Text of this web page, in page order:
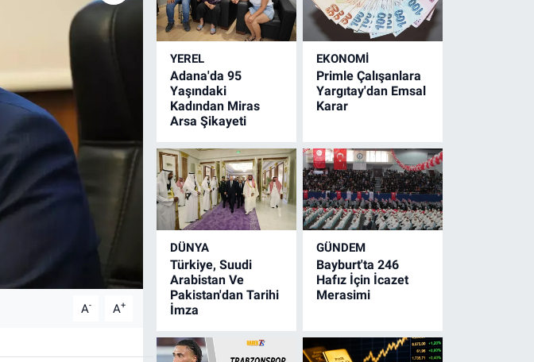
A- A+
YEREL
Adana'da 95
Yaşındaki
Kadından Miras
Arsa Şikayeti
EKONOMİ
Primle Çalışanlara
Yargıtay'dan Emsal
Karar
DÜNYA
Türkiye, Suudi
Arabistan Ve
Pakistan'dan Tarihi
İmza
GÜNDEM
Bayburt'ta 246
Hafız İçin İcazet
Merasimi